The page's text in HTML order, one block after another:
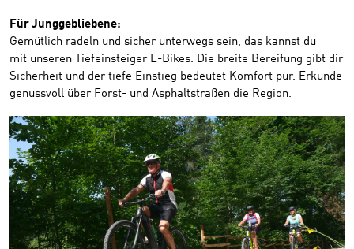
Für Junggebliebene:
Gemütlich radeln und sicher unterwegs sein, das kannst du
mit unseren Tiefeinsteiger E-Bikes. Die breite Bereifung gibt dir
Sicherheit und der tiefe Einstieg bedeutet Komfort pur. Erkunde
genussvoll über Forst- und Asphaltstraßen die Region.